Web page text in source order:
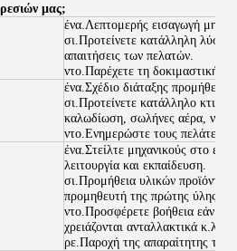
μας;
ένα.Λεπτομερής εισαγωγή
σι.Προτείνετε κατάλληλη λύση
απαιτήσεις των πελατών.
ντο.Παρέχετε τη δοκιμαστική
ένα.Σχέδιο διάταξης
σι.Προτείνετε κατάλληλο
καλωδίωση, σωλήνες αέρα,
ντο.Ενημερώστε τους πελάτες
ένα.Στείλτε μηχανικούς στο
λειτουργία και εκπαίδευση.
σι.Προμήθεια υλικών προϊόντων
προμηθευτή της πρώτης ύλης
ντο.Προσφέρετε βοήθεια εάν
χρειάζονται ανταλλακτικά κ.λπ.
ρε.Παροχή της απαραίτητης